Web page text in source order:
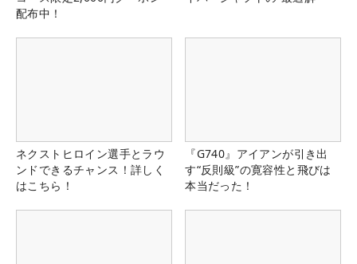
配布中！
ネクストヒロイン選手とラウ
ンドできるチャンス！詳しく
はこちら！
『G740』アイアンが引き出
す“反則級”の寛容性と飛びは
本当だった！